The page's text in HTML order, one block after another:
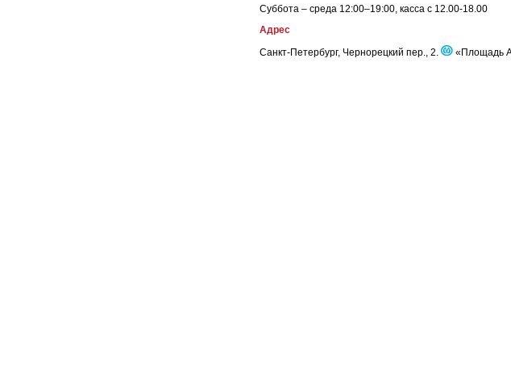
Суббота – среда 12:00–19:00, касса с 12.00-18.00
Адрес
Санкт-Петербург, Чернорецкий пер., 2.
«Площадь